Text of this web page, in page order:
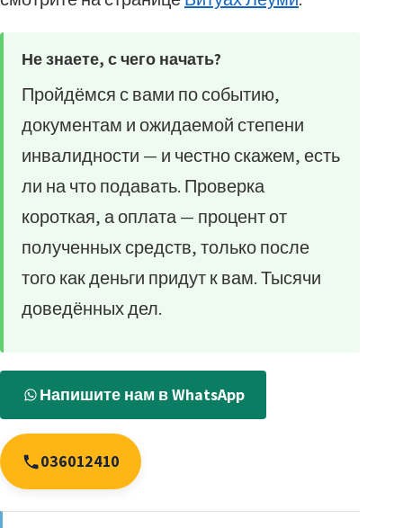
Не знаете, с чего начать?
Пройдёмся с вами по событию,
документам и ожидаемой степени
инвалидности — и честно скажем, есть
ли на что подавать. Проверка
короткая, а оплата — процент от
полученных средств, только после
того как деньги придут к вам. Тысячи
доведённых дел.
Напишите нам в WhatsApp
036012410